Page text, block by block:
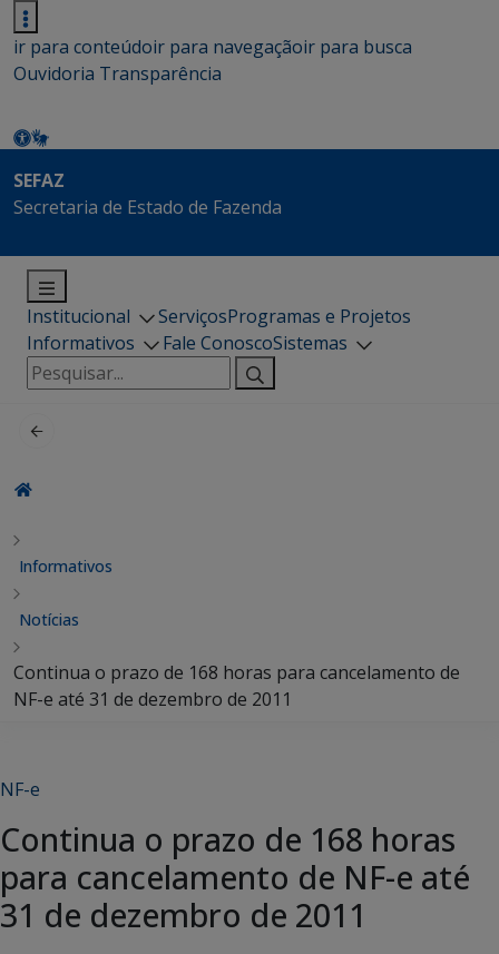
ir para conteúdoir para navegaçãoir para busca
Ouvidoria Transparência
SEFAZ
Secretaria de Estado de Fazenda
Institucional ServiçosProgramas e Projetos
Informativos
Fale ConoscoSistemas
Pesquisar
por:
Informativos
Notícias
Continua o prazo de 168 horas para cancelamento de
NF-e até 31 de dezembro de 2011
NF-e
Continua o prazo de 168 horas
para cancelamento de NF-e até
31 de dezembro de 2011